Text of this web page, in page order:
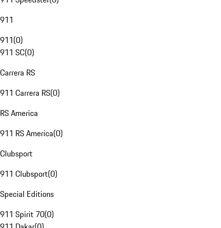
911
911(0)
911 SC(0)
Carrera RS
911 Carrera RS(0)
RS America
911 RS America(0)
Clubsport
911 Clubsport(0)
Special Editions
911 Spirit 70(0)